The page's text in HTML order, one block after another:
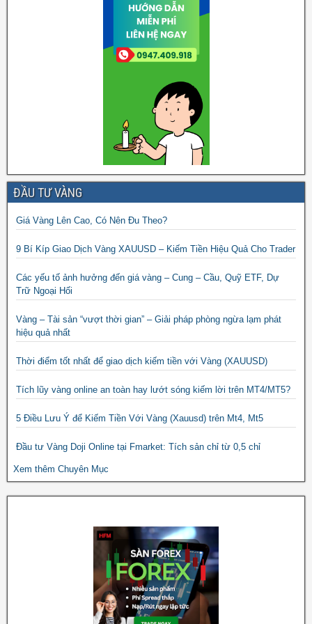
ĐẦU TƯ VÀNG
Giá Vàng Lên Cao, Có Nên Đu Theo?
9 Bí Kíp Giao Dịch Vàng XAUUSD – Kiếm Tiền Hiệu Quả Cho Trader
Các yếu tố ảnh hưởng đến giá vàng – Cung – Cầu, Quỹ ETF, Dự
Trữ Ngoại Hối
Vàng – Tài sản “vượt thời gian” – Giải pháp phòng ngừa lạm phát
hiệu quả nhất
Thời điểm tốt nhất để giao dịch kiếm tiền với Vàng (XAUUSD)
Tích lũy vàng online an toàn hay lướt sóng kiếm lời trên MT4/MT5?
5 Điều Lưu Ý để Kiếm Tiền Với Vàng (Xauusd) trên Mt4, Mt5
Đầu tư Vàng Doji Online tại Fmarket: Tích sản chỉ từ 0,5 chỉ
Xem thêm Chuyên Mục